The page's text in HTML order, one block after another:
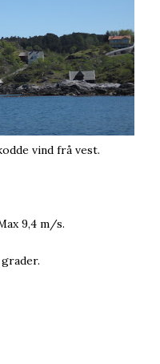
vind frå vest.
9,4 m/s.